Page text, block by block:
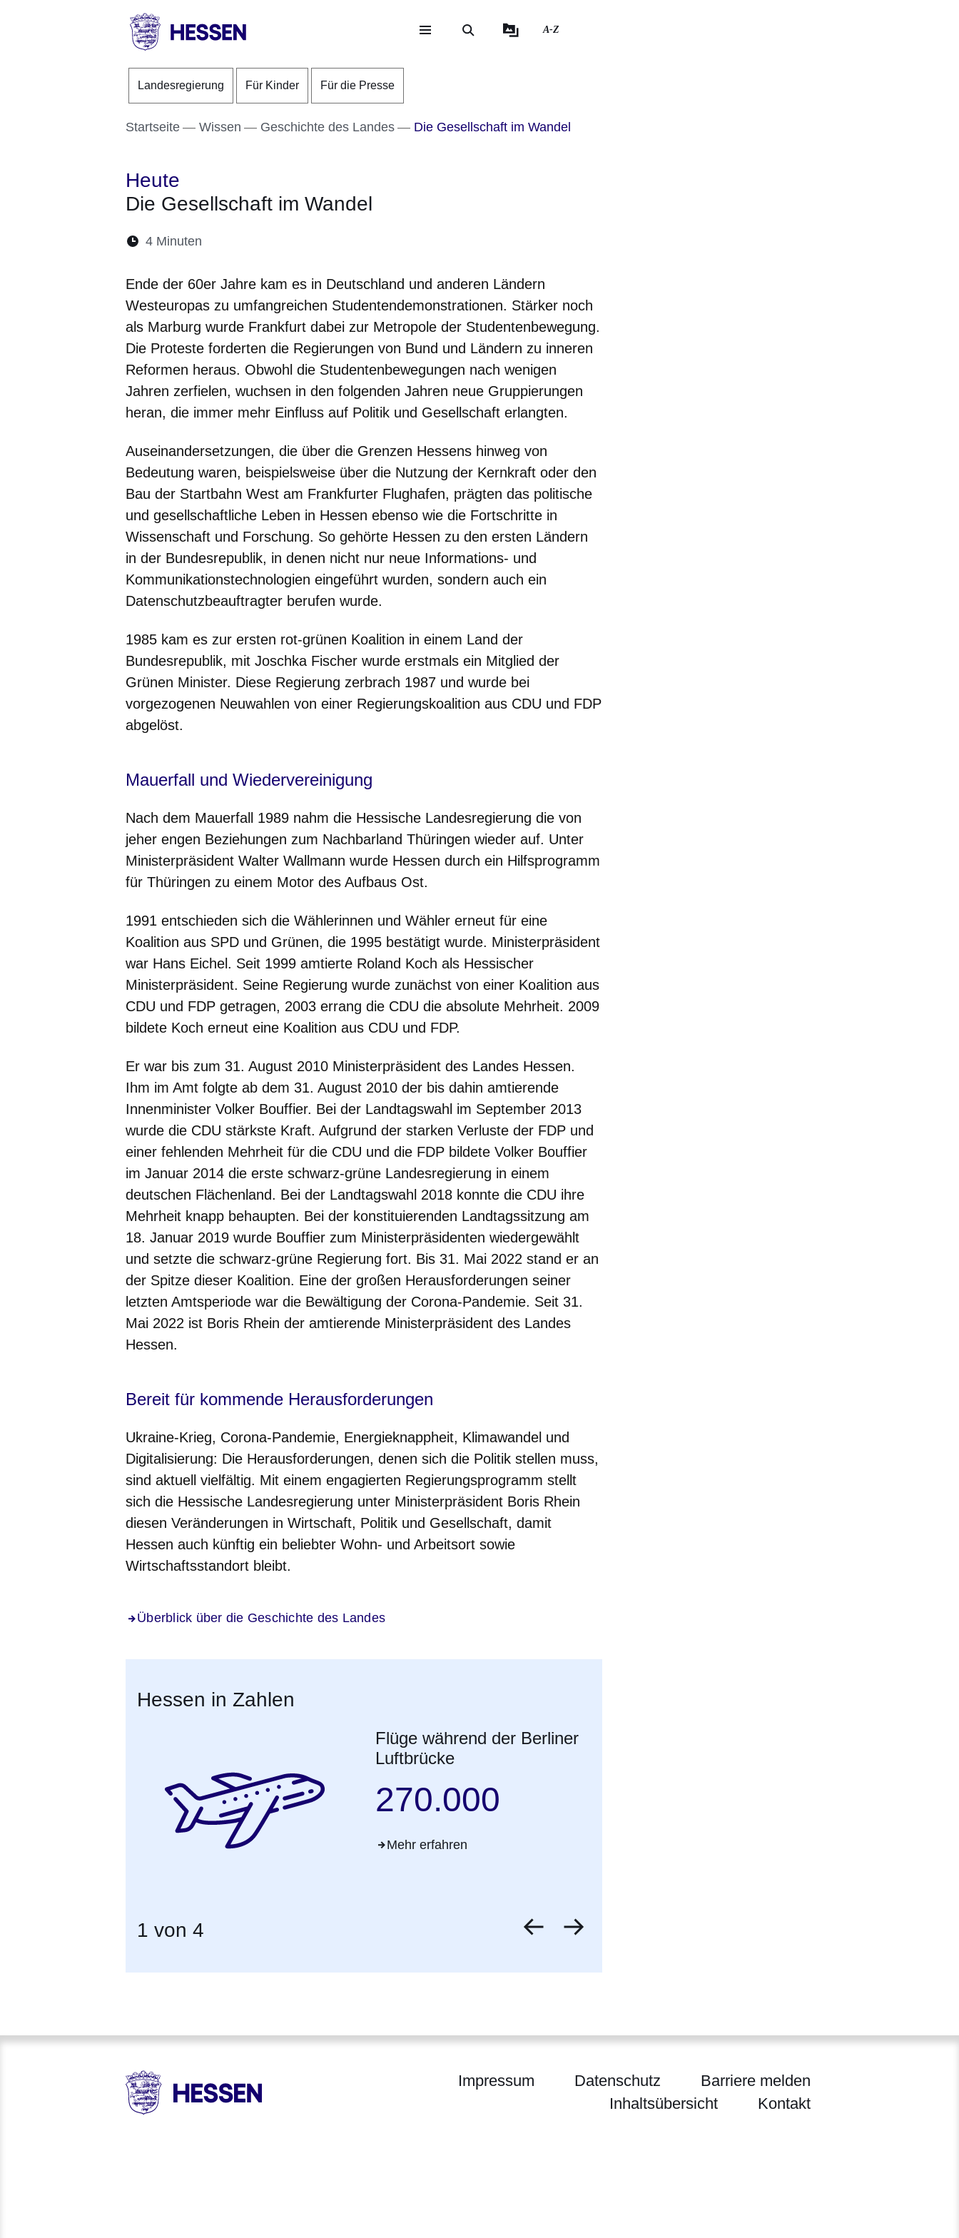
Direkt zum Kopf der Seite
Direkt zum Inhalt
Direkt zum Fuß der Seite
Landesregierung
A-Z
Landesregierung Für Kinder Für die Presse
Startseite Wissen Geschichte des Landes Die Gesellschaft im Wandel
Heute
Die Gesellschaft im Wandel
Lesedauer:
4 Minuten
Ende der 60er Jahre kam es in Deutschland und anderen Ländern
Westeuropas zu umfangreichen Studentendemonstrationen. Stärker noch
als Marburg wurde Frankfurt dabei zur Metropole der Studentenbewegung.
Die Proteste forderten die Regierungen von Bund und Ländern zu inneren
Reformen heraus. Obwohl die Studentenbewegungen nach wenigen
Jahren zerfielen, wuchsen in den folgenden Jahren neue Gruppierungen
heran, die immer mehr Einfluss auf Politik und Gesellschaft erlangten.
Auseinandersetzungen, die über die Grenzen Hessens hinweg von
Bedeutung waren, beispielsweise über die Nutzung der Kernkraft oder den
Bau der Startbahn West am Frankfurter Flughafen, prägten das politische
und gesellschaftliche Leben in Hessen ebenso wie die Fortschritte in
Wissenschaft und Forschung. So gehörte Hessen zu den ersten Ländern
in der Bundesrepublik, in denen nicht nur neue Informations- und
Kommunikationstechnologien eingeführt wurden, sondern auch ein
Datenschutzbeauftragter berufen wurde.
1985 kam es zur ersten rot-grünen Koalition in einem Land der
Bundesrepublik, mit Joschka Fischer wurde erstmals ein Mitglied der
Grünen Minister. Diese Regierung zerbrach 1987 und wurde bei
vorgezogenen Neuwahlen von einer Regierungskoalition aus CDU und FDP
abgelöst.
Mauerfall und Wiedervereinigung
Nach dem Mauerfall 1989 nahm die Hessische Landesregierung die von
jeher engen Beziehungen zum Nachbarland Thüringen wieder auf. Unter
Ministerpräsident Walter Wallmann wurde Hessen durch ein Hilfsprogramm
für Thüringen zu einem Motor des Aufbaus Ost.
1991 entschieden sich die Wählerinnen und Wähler erneut für eine
Koalition aus SPD und Grünen, die 1995 bestätigt wurde. Ministerpräsident
war Hans Eichel. Seit 1999 amtierte Roland Koch als Hessischer
Ministerpräsident. Seine Regierung wurde zunächst von einer Koalition aus
CDU und FDP getragen, 2003 errang die CDU die absolute Mehrheit. 2009
bildete Koch erneut eine Koalition aus CDU und FDP.
Er war bis zum 31. August 2010 Ministerpräsident des Landes Hessen.
Ihm im Amt folgte ab dem 31. August 2010 der bis dahin amtierende
Innenminister Volker Bouffier. Bei der Landtagswahl im September 2013
wurde die CDU stärkste Kraft. Aufgrund der starken Verluste der FDP und
einer fehlenden Mehrheit für die CDU und die FDP bildete Volker Bouffier
im Januar 2014 die erste schwarz-grüne Landesregierung in einem
deutschen Flächenland. Bei der Landtagswahl 2018 konnte die CDU ihre
Mehrheit knapp behaupten. Bei der konstituierenden Landtagssitzung am
18. Januar 2019 wurde Bouffier zum Ministerpräsidenten wiedergewählt
und setzte die schwarz-grüne Regierung fort. Bis 31. Mai 2022 stand er an
der Spitze dieser Koalition. Eine der großen Herausforderungen seiner
letzten Amtsperiode war die Bewältigung der Corona-Pandemie. Seit 31.
Mai 2022 ist Boris Rhein der amtierende Ministerpräsident des Landes
Hessen.
Bereit für kommende Herausforderungen
Ukraine-Krieg, Corona-Pandemie, Energieknappheit, Klimawandel und
Digitalisierung: Die Herausforderungen, denen sich die Politik stellen muss,
sind aktuell vielfältig. Mit einem engagierten Regierungsprogramm stellt
sich die Hessische Landesregierung unter Ministerpräsident Boris Rhein
diesen Veränderungen in Wirtschaft, Politik und Gesellschaft, damit
Hessen auch künftig ein beliebter Wohn- und Arbeitsort sowie
Wirtschaftsstandort bleibt.
Überblick über die Geschichte des Landes
Hessen in Zahlen
Flüge während der Berliner
Luftbrücke
270.000
Mehr erfahren
1 von 4 zurück
HESSEN - Hessische Landesregierung
Impressum Datenschutz
Barriere melden
Inhaltsübersicht
Kontakt